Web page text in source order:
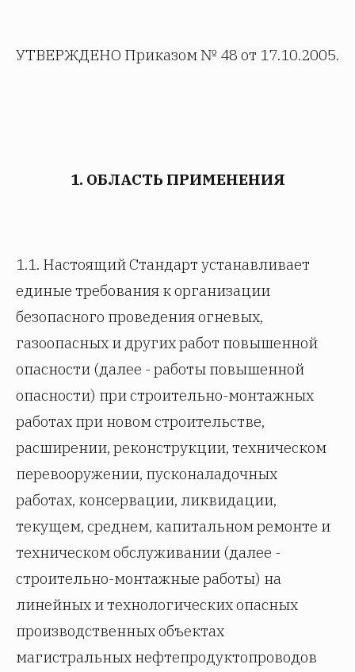
УТВЕРЖДЕНО Приказом № 48 от 17.10.2005.
1. ОБЛАСТЬ ПРИМЕНЕНИЯ
1.1. Настоящий Стандарт устанавливает
единые требования к организации
безопасного проведения огневых,
газоопасных и других работ повышенной
опасности (далее - работы повышенной
опасности) при строительно-монтажных
работах при новом строительстве,
расширении, реконструкции, техническом
перевооружении, пусконаладочных
работах, консервации, ликвидации,
текущем, среднем, капитальном ремонте и
техническом обслуживании (далее -
строительно-монтажные работы) на
линейных и технологических опасных
производственных объектах
магистральных нефтепродуктопроводов